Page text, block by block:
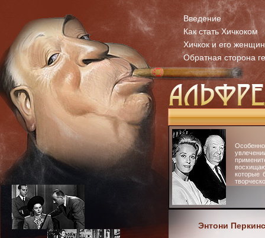
Введение
Как стать Хичкоком
Хичкок и его
Обратная сторона
которые
Энтони Перкинс